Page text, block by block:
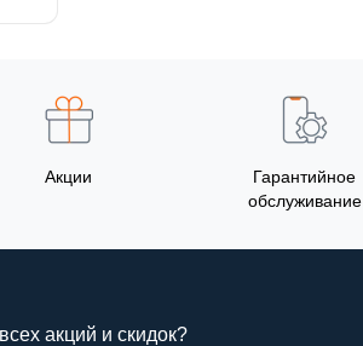
Акции
Гарантийное
обслуживание
акций и скидок?